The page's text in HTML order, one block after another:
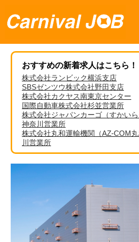
おすすめの新着求人はこちら！
株式会社ランビック横浜支店
SBSゼンツウ株式会社野田支店
株式会社カクヤス南東京センター
国際自動車株式会社杉並営業所
株式会社ジャパンカーゴ（すかいら
神奈川営業所
株式会社丸和運輸機関（AZ-COM
川営業所